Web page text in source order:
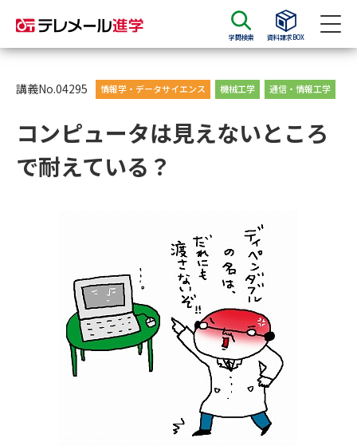
学問検索 資料請求BOX
資料請求 資料検索
大学・短大の資料種類から請求
大学入学共通テスト利用選抜の
募集要項＆願書
大学・短大以外の資料から請求
専門学校の資料請求 大学院の資料請求
大学入学共通テスト「受験案
内」の請求
講義No.04295 情報学・データサイエンス 機械工学 通信・情報工学
コンピュータは見えないところ
で耐えている？